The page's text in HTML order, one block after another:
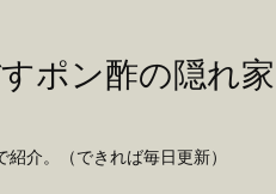
ポン酢の隠れ家
介。（できれば毎日更新）